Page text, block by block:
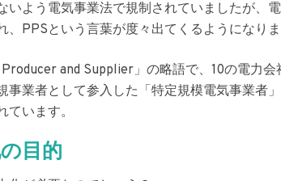
いよう電気事業法で規制されていましたが、
PPSという言葉が度々出てくるようになりま
and Supplier」の略語で、10の電力会
事業者として参入した 「特定規模電気事業者」
ています。
目的